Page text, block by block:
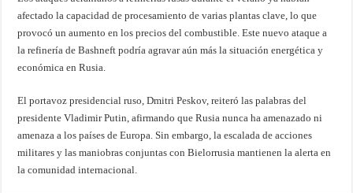
afectado la capacidad de procesamiento de varias plantas clave, lo que
provocó un aumento en los precios del combustible. Este nuevo ataque a
la refinería de Bashneft podría agravar aún más la situación energética y
económica en Rusia.
El portavoz presidencial ruso, Dmitri Peskov, reiteró las palabras del
presidente Vladimir Putin, afirmando que Rusia nunca ha amenazado ni
amenaza a los países de Europa. Sin embargo, la escalada de acciones
militares y las maniobras conjuntas con Bielorrusia mantienen la alerta en
la comunidad internacional.